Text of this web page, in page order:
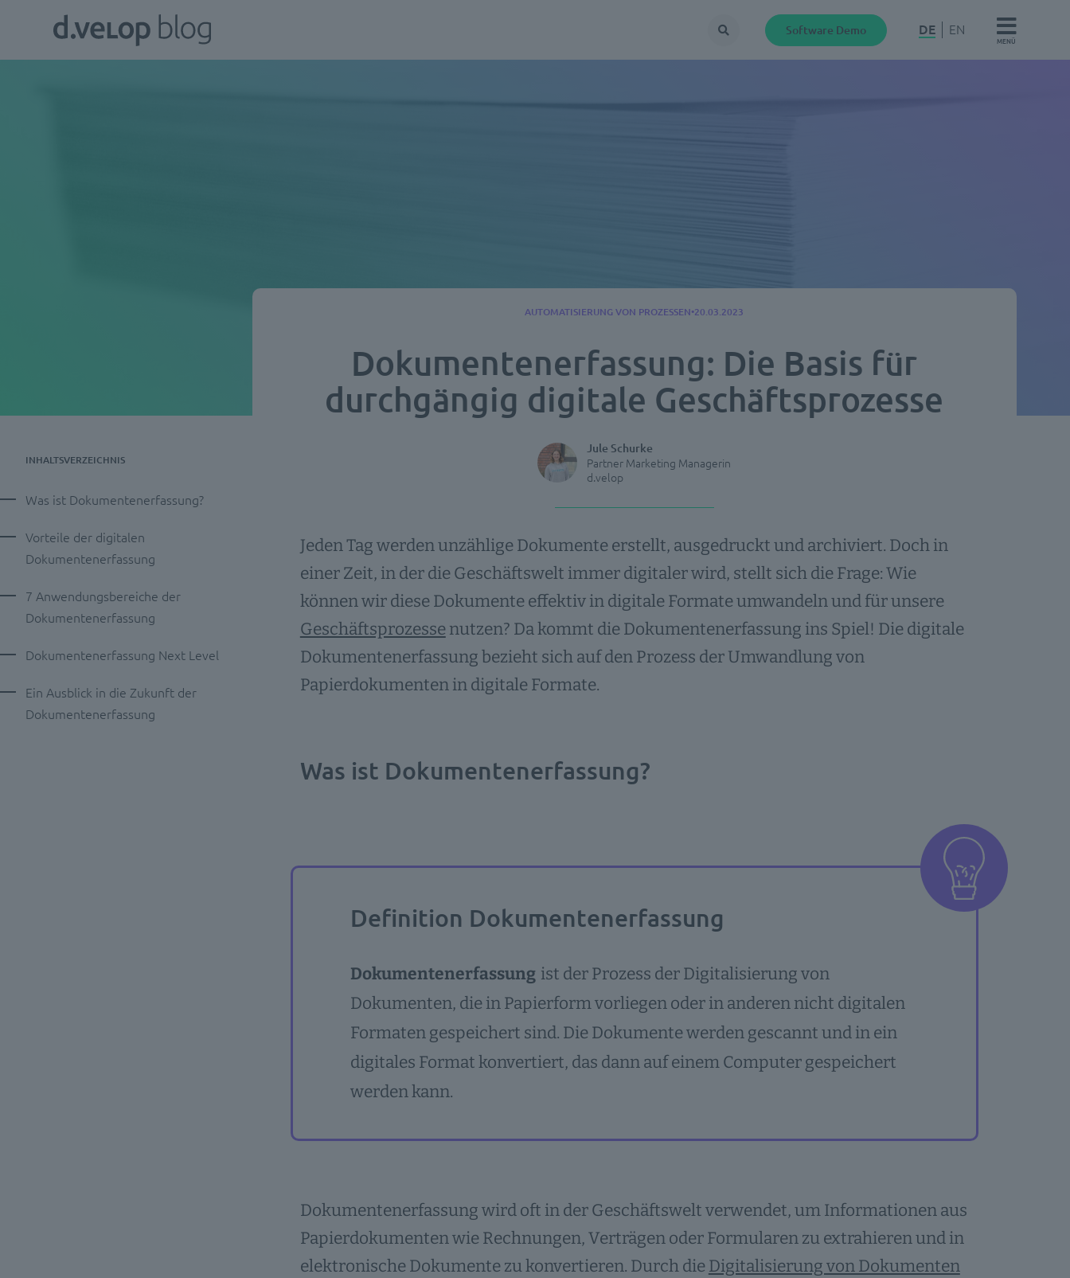
d.velop
Blog
Suche Software Demo DE EN
MENÜ
Dokumentenerfassung: Die Basis für
durchgängig digitale Geschäftsprozesse
AUTOMATISIERUNG VON PROZESSEN 20.03.2023
Jule Schurke
Partner Marketing Managerin
d.velop
INHALTSVERZEICHNIS
Was ist Dokumentenerfassung?
Vorteile der digitalen
Dokumentenerfassung
7 Anwendungsbereiche der
Dokumentenerfassung
Dokumentenerfassung Next Level
Ein Ausblick in die Zukunft der
Dokumentenerfassung
Jeden Tag werden unzählige Dokumente erstellt, ausgedruckt und archiviert. Doch in
einer Zeit, in der die Geschäftswelt immer digitaler wird, stellt sich die Frage: Wie
können wir diese Dokumente effektiv in digitale Formate umwandeln und für unsere
Geschäftsprozessenutzen? Da kommt die Dokumentenerfassung ins Spiel! Die digitale
Dokumentenerfassung bezieht sich auf den Prozess der Umwandlung von
Papierdokumenten in digitale Formate.
Was ist Dokumentenerfassung?
Definition Dokumentenerfassung
Dokumentenerfassung ist der Prozess der Digitalisierung von
Dokumenten, die in Papierform vorliegen oder in anderen nicht digitalen
Formaten gespeichert sind. Die Dokumente werden gescannt und in ein
digitales Format konvertiert, das dann auf einem Computer gespeichert
werden kann.
Dokumentenerfassung wird oft in der Geschäftswelt verwendet, um Informationen aus
Papierdokumenten wie Rechnungen, Verträgen oder Formularen zu extrahieren und in
elektronische Dokumente zu konvertieren. Durch dieDigitalisierung von Dokumenten